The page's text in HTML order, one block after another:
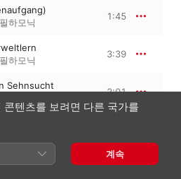
하모닉
1:45
하모닉
3:39
Sehnsucht
2:01
Und
,카를 뵘
2:16
콘텐츠를 보려면 다른 국가를
계속